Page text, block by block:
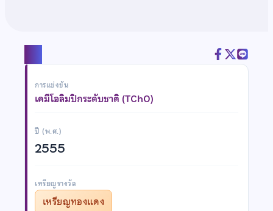
การแข่งขัน
เคมีโอลิมปิกระดับชาติ (TChO)
ปี (พ.ศ.)
2555
เหรียญรางวัล
เหรียญทองแดง